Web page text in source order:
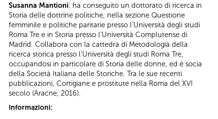
Susanna Mantioni: ha conseguito un dottorato di ricerca in
Storia delle dottrine politiche, nella sezione Questione
femminile e politiche paritarie presso l’Università degli studi
Roma Tre e in Storia presso l’Università Complutense di
Madrid. Collabora con la cattedra di Metodologia della
ricerca storica presso l’Università degli studi Roma Tre,
occupandosi in particolare di Storia delle donne, ed è socia
della Società Italiana delle Storiche. Tra le sue recenti
pubblicazioni, Cortigiane e prostitute nella Roma del XVI
secolo (Aracne, 2016).
Informazioni: